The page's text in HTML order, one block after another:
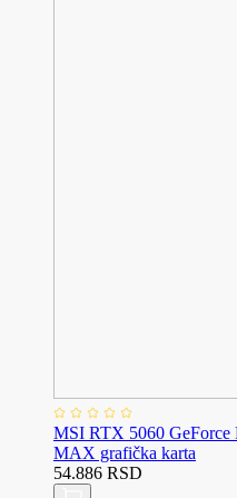
MSI RTX 5060
MAX grafička karta
54.886 RSD